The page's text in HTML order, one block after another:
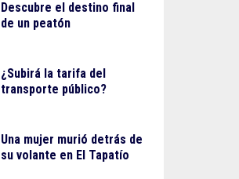
Descubre el destino final
de un peatón
¿Subirá la tarifa del
transporte público?
Una mujer murió detrás de
su volante en El Tapatío